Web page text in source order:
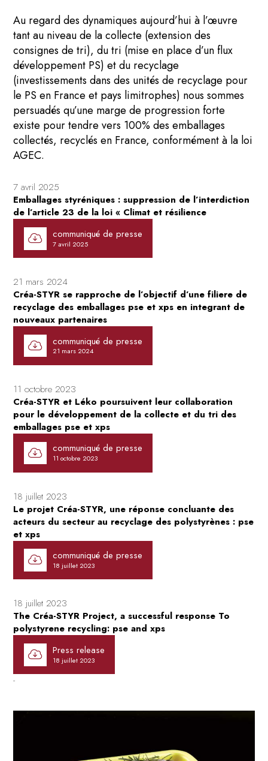
Au regard des dynamiques aujourd’hui à l’œuvre
tant au niveau de la collecte (extension des
consignes de tri), du tri (mise en place d’un flux
développement PS) et du recyclage
(investissements dans des unités de recyclage pour
le PS en France et pays limitrophes) nous sommes
persuadés qu’une marge de progression forte
existe pour tendre vers 100% des emballages
collectés, recyclés en France, conformément à la loi
AGEC.
7 avril 2025
Emballages styréniques : suppression de l’interdiction
de l’article 23 de la loi « Climat et résilience
communiqué de presse
7 avril 2025
21 mars 2024
Créa-STYR se rapproche de l’objectif d’une filiere de
recyclage des emballages pse et xps en integrant de
nouveaux partenaires
communiqué de presse
21 mars 2024
11 octobre 2023
Créa-STYR et Léko poursuivent leur collaboration
pour le développement de la collecte et du tri des
emballages pse et xps
communiqué de presse
11 octobre 2023
18 juillet 2023
Le projet Créa-STYR, une réponse concluante des
acteurs du secteur au recyclage des polystyrènes : pse
et xps
communiqué de presse
18 juillet 2023
18 juillet 2023
The Créa-STYR Project, a successful response To
polystyrene recycling: pse and xps
Press release
18 juillet 2023
-